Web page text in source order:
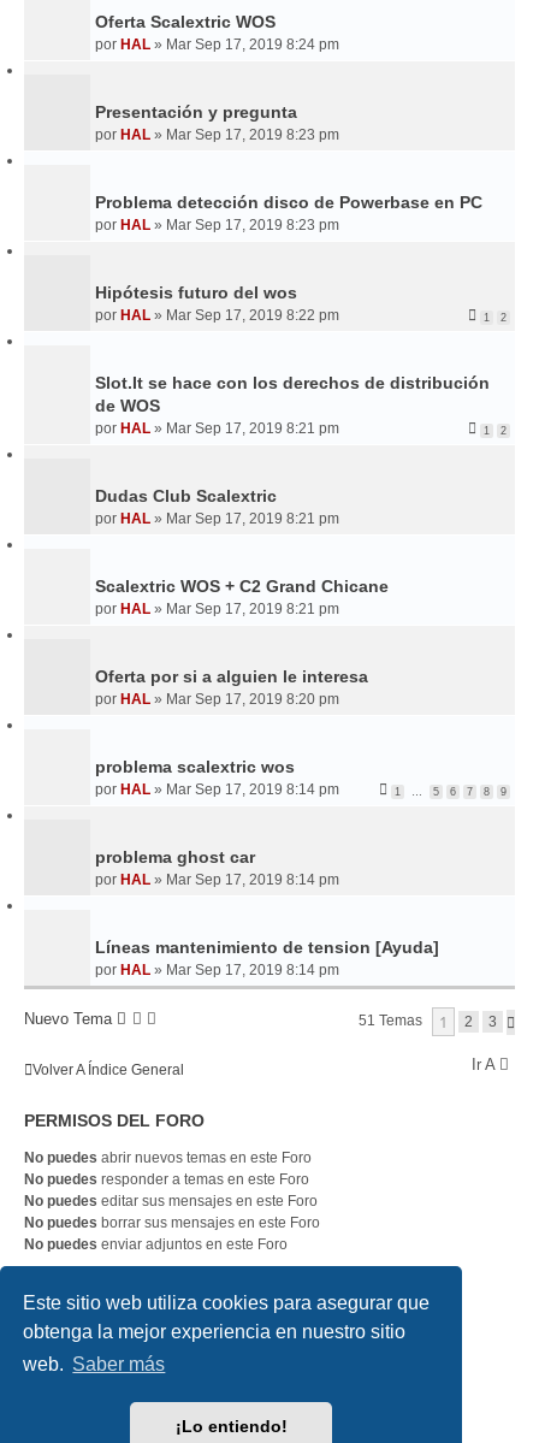
Este sitio web utiliza cookies para asegurar que
obtenga la mejor experiencia en nuestro sitio
web. Saber más
¡Lo entiendo!
Oferta Scalextric WOS
por HAL » Mar Sep 17, 2019 8:24 pm
Presentación y pregunta
por HAL » Mar Sep 17, 2019 8:23 pm
Problema detección disco de Powerbase en PC
por HAL » Mar Sep 17, 2019 8:23 pm
Hipótesis futuro del wos
por HAL » Mar Sep 17, 2019 8:22 pm 1 2
Slot.It se hace con los derechos de distribución
de WOS
por HAL » Mar Sep 17, 2019 8:21 pm 1 2
Dudas Club Scalextric
por HAL » Mar Sep 17, 2019 8:21 pm
Scalextric WOS + C2 Grand Chicane
por HAL » Mar Sep 17, 2019 8:21 pm
Oferta por si a alguien le interesa
por HAL » Mar Sep 17, 2019 8:20 pm
problema scalextric wos
por HAL » Mar Sep 17, 2019 8:14 pm 1 … 5 6 7 8 9
problema ghost car
por HAL » Mar Sep 17, 2019 8:14 pm
Líneas mantenimiento de tension [Ayuda]
por HAL » Mar Sep 17, 2019 8:14 pm
Nuevo Tema 51 Temas 1 2 3
Volver A Índice General Ir A
PERMISOS DEL FORO
No puedes abrir nuevos temas en este Foro
No puedes responder a temas en este Foro
No puedes editar sus mensajes en este Foro
No puedes borrar sus mensajes en este Foro
No puedes enviar adjuntos en este Foro
SLOTDIGITAL Índice general Contáctanos
Borrar cookies
Todos los horarios sonUTC
Traducción al español porphpBB España
created by INVENTEA & v12mike